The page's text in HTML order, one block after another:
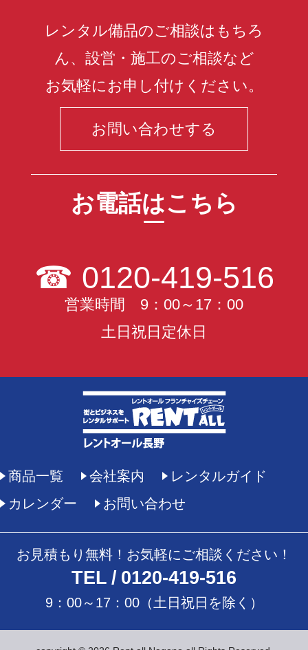
レンタル備品のご相談はもちろ
ん、設営・施工のご相談など
お気軽にお申し付けください。
お問い合わせする
お電話はこちら
☎ 0120-419-516
営業時間 9：00～17：00
土日祝日定休日
商品一覧 会社案内
レンタルガイド
カレンダー
お問い合わせ
お見積もり無料！お気軽にご相談ください！
TEL 0120-419-516
9：00～17：00（土日祝日を除く）